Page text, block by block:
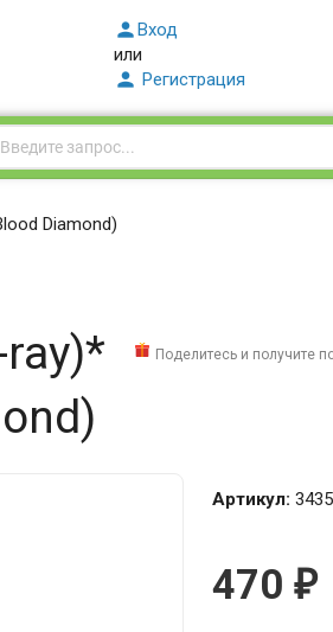
Вход
или
 Регистрация
Diamond)
Поделитесь и получите
Артикул:
470 ₽